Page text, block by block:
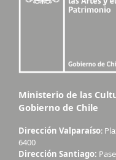
Ministerio de las
Gobierno de Chile
Dirección Valparaíso:
6400
Dirección Santiago: